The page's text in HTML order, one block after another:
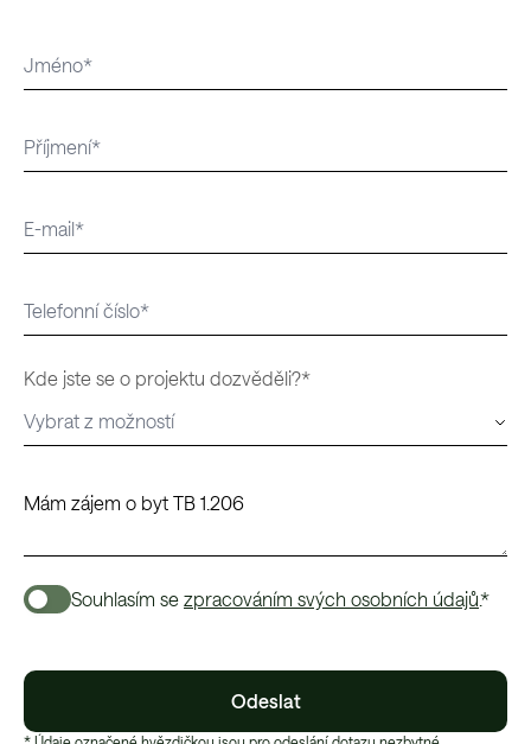
Kde jste se o projektu dozvěděli?*
Souhlasím se zpracováním svých osobních údajů.*
Odeslat